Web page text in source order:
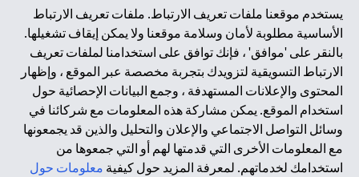
يستخدم موقعنا ملفات تعريف الارتباط. ملفات تعريف الارتباط
الأساسية مطلوبة لأمان وسلامة موقعنا ولا يمكن إيقاف تشغيلها.
بالنقر على 'موافق' ، فإنك توافق على استخدامنا لملفات تعريف
الارتباط التسويقية لتزويدك بتجربة مخصصة عبر الموقع ، وإظهار
المحتوى والإعلانات المستهدفة ، وجمع البيانات الإحصائية حول
استخدام الموقع. يمكن مشاركة هذه المعلومات مع شركائنا في
وسائل التواصل الاجتماعي والإعلان والتحليل والذين قد يجمعونها
مع المعلومات الأخرى التي قدمتها لهم أو التي جمعوها من
استخدامك لخدماتهم. لمعرفة المزيد حول كيفية معلومات حول
المقيمين في الاتحاد الأوروبي أو المنطقة الاقتصادية الأوروبية أو
سويسرا أو غيرنسي أو جيرسي أو موناكو أو سان مارينو أو
الفاتيكان أو جزيرة مان أو المملكة المتحدة أو خصوصية البيانات
(لائحة حماية البيانات العامة \ قانون حماية البيانات الشخصية
العامة \ قانون خصوصية نيوزيلندا). المحتوى الموجود في هذه
الصفحة ليس ولا ينبغي تفسيره على أنه عرض أو دعوة أو دعوة
لشراء أو بيع أي من المنتجات والخدمات المذكورة هنا لمثل هؤلاء
الأفراد.
*GDPR – اللائحة العامة لحماية البيانات؛ * LGPD – Lei Geral de
Proteção de Dados Pessoais ; *NZPA – قانون الخصوصية